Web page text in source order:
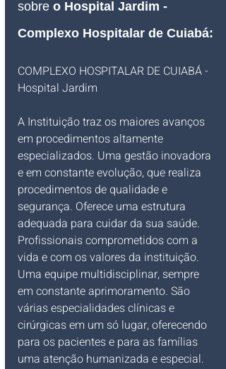
sobre o Hospital Jardim -
Complexo Hospitalar de Cuiabá:
COMPLEXO HOSPITALAR DE CUIABÁ -
Hospital Jardim
A Instituição traz os maiores avanços
em procedimentos altamente
especializados. Uma gestão inovadora
e em constante evolução, que realiza
procedimentos de qualidade e
segurança. Oferece uma estrutura
adequada para cuidar da sua saúde.
Profissionais comprometidos com a
vida e com os valores da instituição.
Uma equipe multidisciplinar, sempre
em constante aprimoramento. São
várias especialidades clínicas e
cirúrgicas em um só lugar, oferecendo
para os pacientes e para as famílias
uma atenção humanizada e especial.